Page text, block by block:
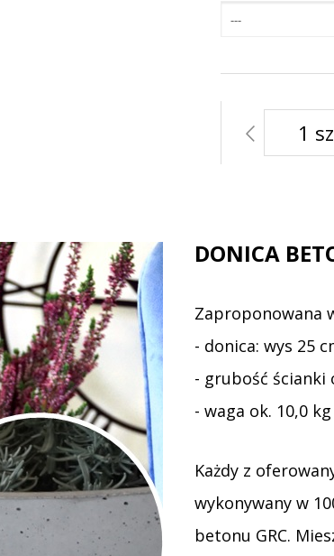
---
DONICA
Zaproponowana
- donica: wys 25
- grubość ścianki
- waga ok. 10,0 kg
Każdy z
wykonywany w
betonu GRC.